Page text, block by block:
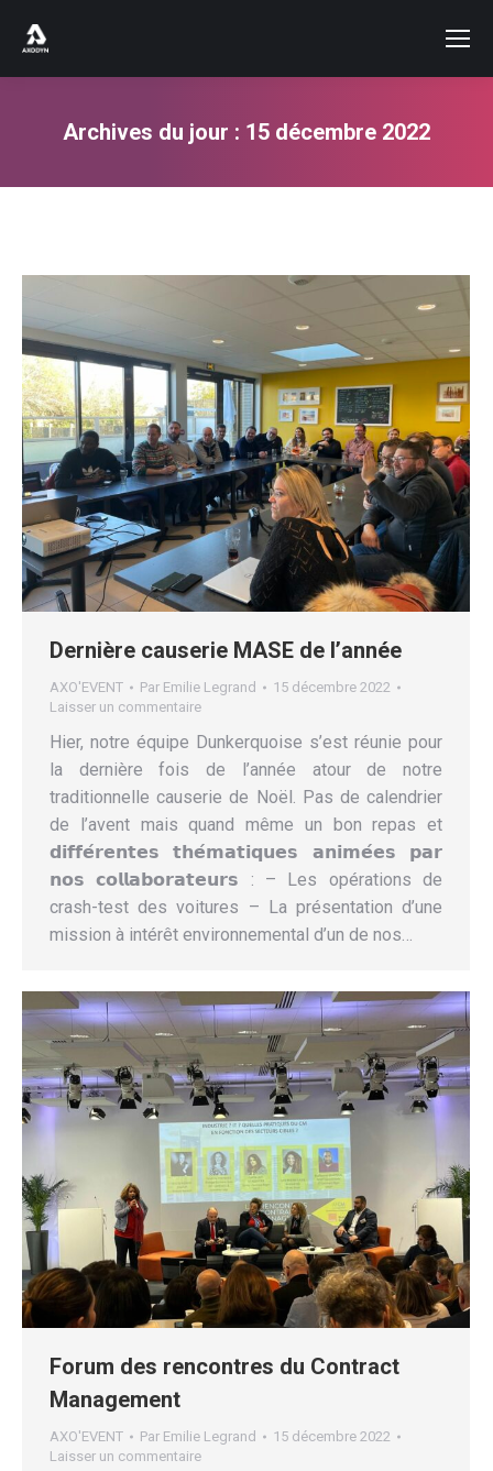
Archives du jour : 15 décembre 2022
Dernière causerie MASE de l’année
AXO'EVENT Par Emilie Legrand
15 décembre 2022
Laisser un commentaire
Hier, notre équipe Dunkerquoise s’est réunie pour
la dernière fois de l’année atour de notre
traditionnelle causerie de Noël. Pas de calendrier
de l’avent mais quand même un bon repas et
𝗱𝗶𝗳𝗳𝗲́𝗿𝗲𝗻𝘁𝗲𝘀 𝘁𝗵𝗲́𝗺𝗮𝘁𝗶𝗾𝘂𝗲𝘀 𝗮𝗻𝗶𝗺𝗲́𝗲𝘀 𝗽𝗮𝗿
𝗻𝗼𝘀 𝗰𝗼𝗹𝗹𝗮𝗯𝗼𝗿𝗮𝘁𝗲𝘂𝗿𝘀 : – Les opérations de
crash-test des voitures – La présentation d’une
mission à intérêt environnemental d’un de nos…
Forum des rencontres du Contract
Management
AXO'EVENT Par Emilie Legrand
15 décembre 2022
Laisser un commentaire